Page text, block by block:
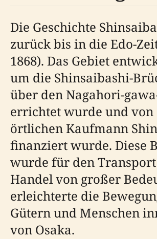
Die Geschichte
zurück bis in die Edo-
1868). Das Gebiet
um die Shinsaibashi-
über den Nagahori-
errichtet wurde und von
örtlichen Kaufmann
finanziert wurde. Diese
wurde für den
Handel von großer
erleichterte die
Gütern und Menschen
von Osaka.